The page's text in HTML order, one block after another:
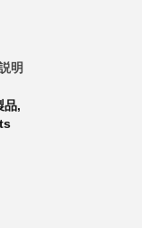
明
品,